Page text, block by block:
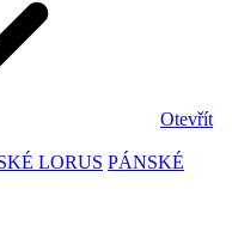
Otevřít
LORUS PÁNSKÉ